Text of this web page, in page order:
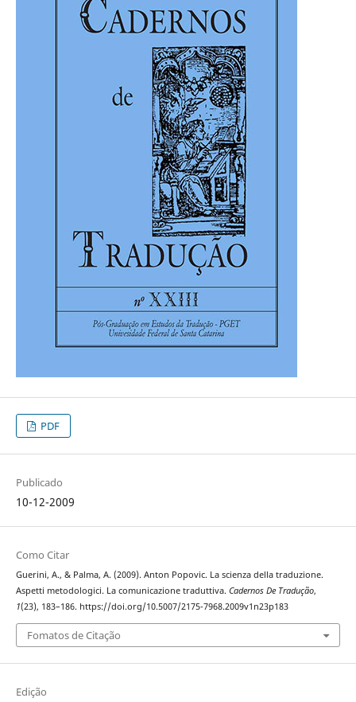
PDF
Publicado
10-12-2009
Como Citar
Guerini, A., & Palma, A. (2009). Anton Popovic. La scienza della traduzione.
Aspetti metodologici. La comunicazione traduttiva. Cadernos De Tradução,
1(23), 183–186. https://doi.org/10.5007/2175-7968.2009v1n23p183
Fomatos de Citação
Edição